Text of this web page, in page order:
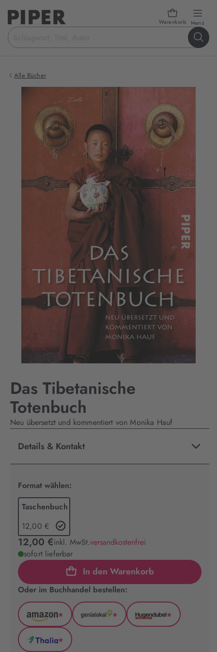
Warenkorb Menü
Suchbegriff
eingeben
Alle Bücher
Das Tibetanische
Totenbuch
Neu übersetzt und kommentiert von Monika Hauf
Details & Kontakt
Format wählen:
Taschenbuch
12,00 €
12,00 €inkl. MwSt.versandkostenfrei
sofort lieferbar
In den Warenkorb
Oder im Buchhandel bestellen:
Amazon
(wird
in
*
GenialLokal
*
Hugendubel
*
Thalia
*